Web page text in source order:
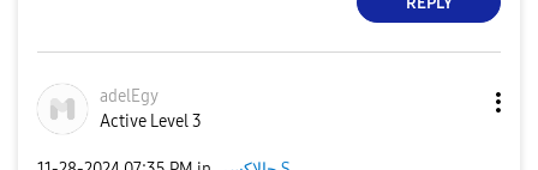
adelEgy
Active Level 3